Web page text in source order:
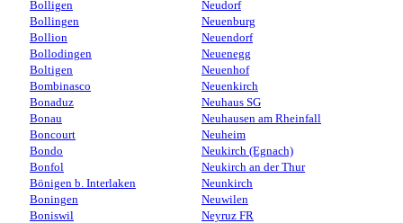
Bolligen
Bollingen
Bollion
Bollodingen
Boltigen
Bombinasco
Bonaduz
Bonau
Boncourt
Bondo
Bonfol
Bönigen b. Interlaken
Boningen
Boniswil
Neudorf
Neuenburg
Neuendorf
Neuenegg
Neuenhof
Neuenkirch
Neuhaus SG
Neuhausen am Rheinfall
Neuheim
Neukirch (Egnach)
Neukirch an der Thur
Neunkirch
Neuwilen
Neyruz FR